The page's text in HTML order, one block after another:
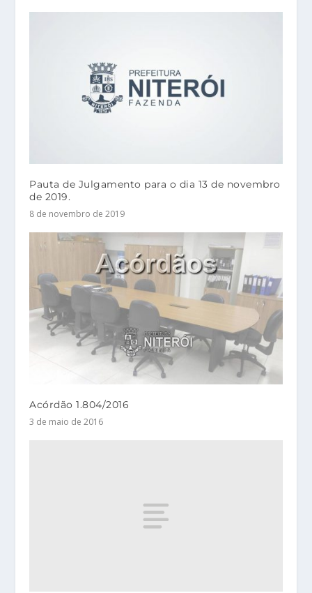
Pauta de Julgamento para o dia 13 de novembro
de 2019.
8 de novembro de 2019
Acórdão 1.804/2016
3 de maio de 2016